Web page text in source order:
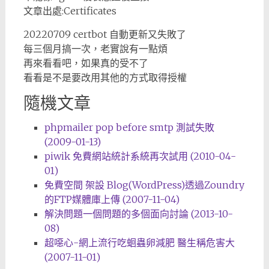
文章出處:Certificates
20220709 certbot 自動更新又失敗了
每三個月搞一次，老實說有一點煩
再來看看吧，如果真的受不了
看看是不是要改用其他的方式取得授權
隨機文章
phpmailer pop before smtp 測試失敗
(2009-01-13)
piwik 免費網站統計系統再次試用 (2010-04-
01)
免費空間 架設 Blog(WordPress)透過Zoundry
的FTP媒體庫上傳 (2007-11-04)
解決問題一個問題的多個面向討論 (2013-10-
08)
超噁心-網上流行吃蛔蟲卵減肥 醫生稱危害大
(2007-11-01)